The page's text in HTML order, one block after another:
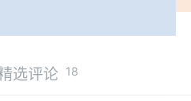
选评论 18